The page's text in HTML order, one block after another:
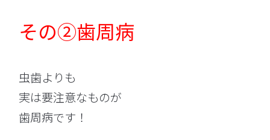
その②歯周病
虫歯よりも
実は要注意なものが
歯周病です！